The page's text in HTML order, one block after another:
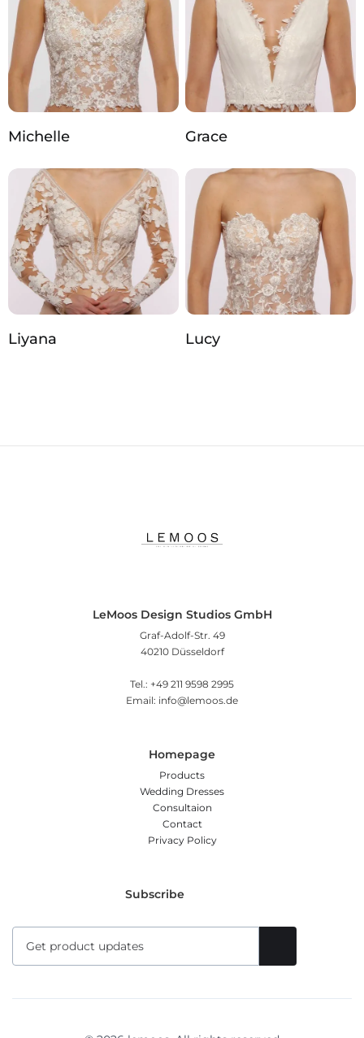
Michelle Grace
Liyana Lucy
LeMoos Design Studios GmbH
Graf-Adolf-Str. 49
40210 Düsseldorf
Tel.: +49 211 9598 2995
Email: info@lemoos.de
Homepage
Products
Wedding Dresses
Consultaion
Contact
Privacy Policy
Subscribe